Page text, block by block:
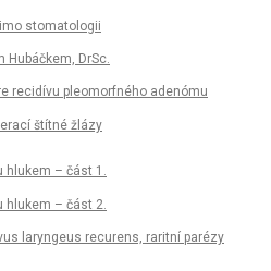
stomatologii
Hubáčkem, DrSc.
recidívu pleomorfného adenómu
štítné žlázy
hlukem – část 1.
hlukem – část 2.
laryngeus recurens, raritní parézy